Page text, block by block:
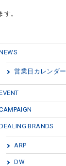
。
営業日カレンダー
BRANDS
ARP
DW